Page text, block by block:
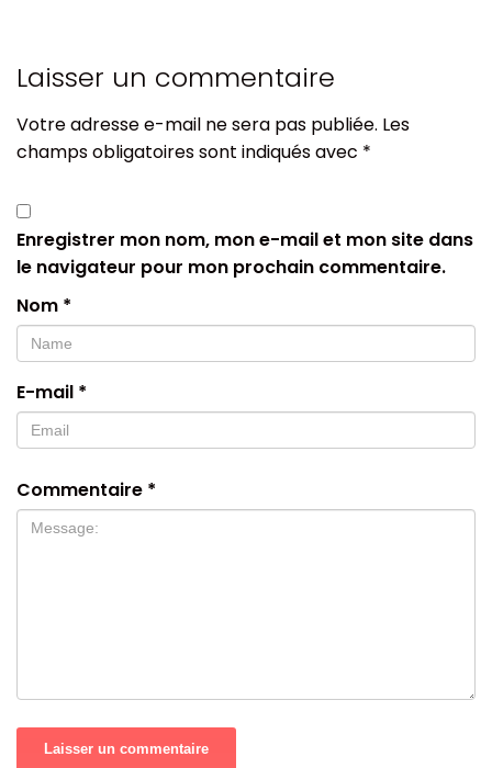
Laisser un commentaire
Votre adresse e-mail ne sera pas publiée. Les
champs obligatoires sont indiqués avec *
Commentaire *
Nom *
E-mail *
Enregistrer mon nom, mon e-mail et mon site dans
le navigateur pour mon prochain commentaire.